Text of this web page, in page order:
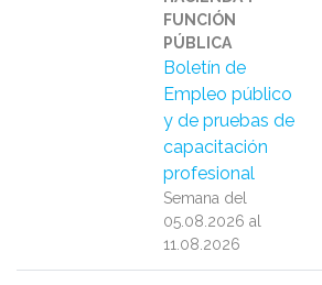
FUNCIÓN
PÚBLICA
Boletín de
Empleo público
y de pruebas de
capacitación
profesional
Semana del
05.08.2026 al
11.08.2026